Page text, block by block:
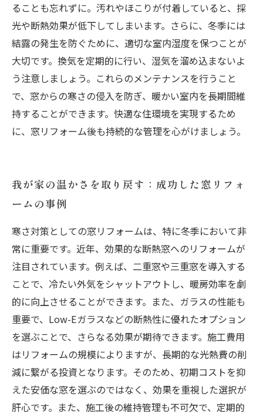
ることも忘れずに。汚れやほこりが付着していると、採
光や断熱効果が低下してしまいます。さらに、冬季には
結露の発生を防ぐために、適切な室内湿度を保つことが
大切です。換気を定期的に行い、湿気を溜め込まないよ
う注意しましょう。これらのメンテナンスを行うこと
で、窓からの寒さの侵入を防ぎ、暖かい室内を長期間維
持することができます。快適な住環境を実現するため
に、窓リフォーム後も持続的な管理を心がけましょう。
我が家の温かさを取り戻す：成功した窓リフォ
ームの事例
寒さ対策としての窓リフォームは、特に冬季において非
常に重要です。近年、効果的な断熱窓へのリフォームが
注目されています。例えば、二重窓や三重窓を導入する
ことで、冷たい外気をシャットアウトし、暖房効率を劇
的に向上させることができます。また、ガラスの性能も
重要で、Low-Eガラスなどの断熱性に優れたオプション
を選ぶことで、さらなる効果が期待できます。施工費用
はリフォームの規模によりますが、長期的な光熱費の削
減に繋がる投資となります。そのため、初期コストを抑
えた安価な窓を選ぶのではなく、効果を重視した選択が
肝心です。また、施工後の維持管理も不可欠で、定期的